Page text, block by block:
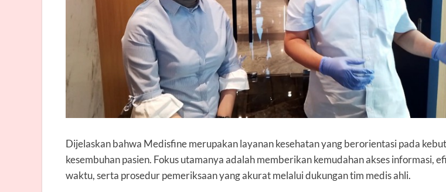
Dijelaskan bahwa Medisfine merupakan layanan kesehatan yang berorientasi pada
kesembuhan pasien. Fokus utamanya adalah memberikan kemudahan akses informasi,
waktu, serta prosedur pemeriksaan yang akurat melalui dukungan tim medis ahli.